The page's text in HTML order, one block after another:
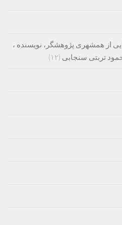
از همشهری پژوهشگر، نویسنده ،
تربتی سنجابی (۱۲)